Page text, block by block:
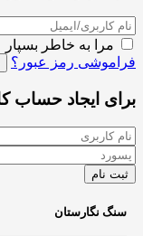
مرا به خاطر بسپار
فراموشی رمز عبور؟
برای ایجاد حساب
سنگ نگارستان